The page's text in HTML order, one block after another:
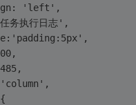
'left',
务执行日志',
'column',